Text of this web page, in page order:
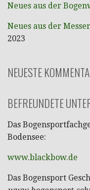
Neues aus der
Neues aus der
2023
NEUESTE
BEFREUNDETE
Das
Bodensee:
www.blackbow.de
Das Bogensport